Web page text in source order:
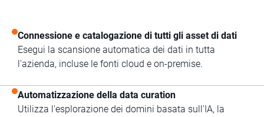
Connessione e catalogazione di tutti gli asset di dati
Esegui la scansione automatica dei dati in tutta
l'azienda, incluse le fonti cloud e on-premise.
Automatizzazione della data curation
Utilizza l'esplorazione dei domini basata sull'IA, la